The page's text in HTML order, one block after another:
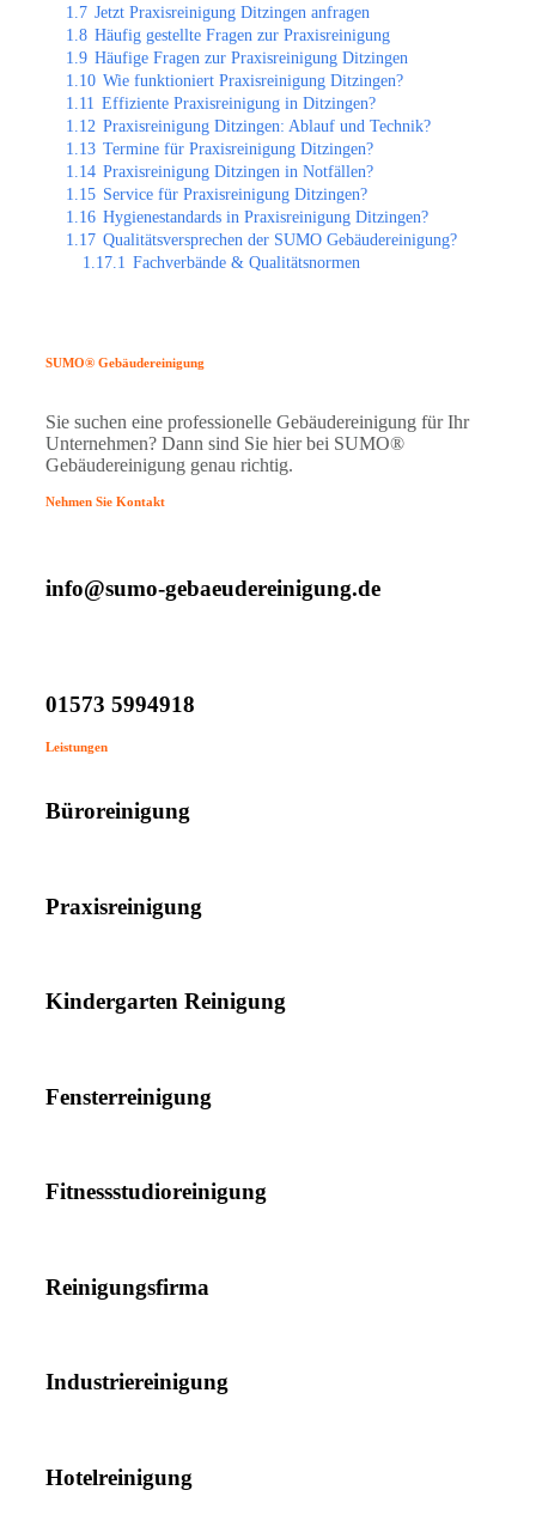
1.7 Jetzt Praxisreinigung Ditzingen anfragen
1.8 Häufig gestellte Fragen zur Praxisreinigung
1.9 Häufige Fragen zur Praxisreinigung Ditzingen
1.10 Wie funktioniert Praxisreinigung Ditzingen?
1.11 Effiziente Praxisreinigung in Ditzingen?
1.12 Praxisreinigung Ditzingen: Ablauf und Technik?
1.13 Termine für Praxisreinigung Ditzingen?
1.14 Praxisreinigung Ditzingen in Notfällen?
1.15 Service für Praxisreinigung Ditzingen?
1.16 Hygienestandards in Praxisreinigung Ditzingen?
1.17 Qualitätsversprechen der SUMO Gebäudereinigung?
1.17.1 Fachverbände & Qualitätsnormen
SUMO® Gebäudereinigung
Sie suchen eine professionelle Gebäudereinigung für Ihr
Unternehmen? Dann sind Sie hier bei SUMO®
Gebäudereinigung genau richtig.
Nehmen Sie Kontakt
info@sumo-gebaeudereinigung.de
01573 5994918
Leistungen
Büroreinigung
Praxisreinigung
Kindergarten Reinigung
Fensterreinigung
Fitnessstudioreinigung
Reinigungsfirma
Industriereinigung
Hotelreinigung